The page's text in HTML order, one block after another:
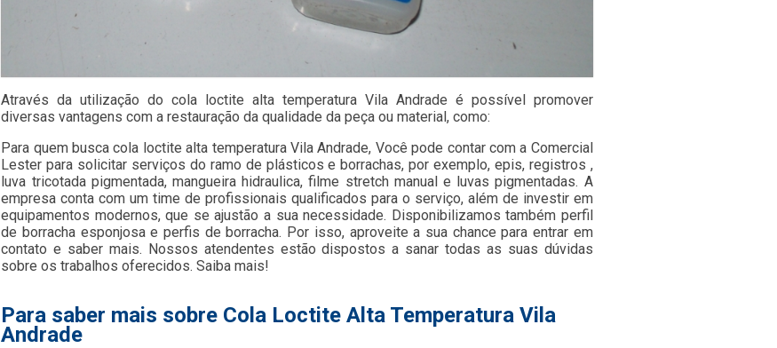
Através da utilização do cola loctite alta temperatura Vila Andrade é possível promover
diversas vantagens com a restauração da qualidade da peça ou material, como:
Para quem busca cola loctite alta temperatura Vila Andrade, Você pode contar com a Comercial
Lester para solicitar serviços do ramo de plásticos e borrachas, por exemplo, epis, registros ,
luva tricotada pigmentada, mangueira hidraulica, filme stretch manual e luvas pigmentadas. A
empresa conta com um time de profissionais qualificados para o serviço, além de investir em
equipamentos modernos, que se ajustão a sua necessidade. Disponibilizamos também perfil
de borracha esponjosa e perfis de borracha. Por isso, aproveite a sua chance para entrar em
contato e saber mais. Nossos atendentes estão dispostos a sanar todas as suas dúvidas
sobre os trabalhos oferecidos. Saiba mais!
Para saber mais sobre Cola Loctite Alta Temperatura Vila
Andrade